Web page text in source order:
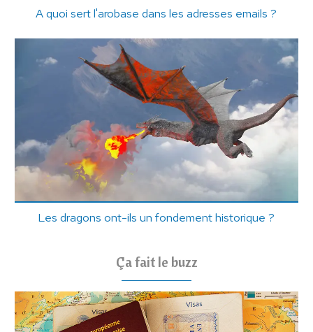
A quoi sert l'arobase dans les adresses emails ?
Les dragons ont-ils un fondement historique ?
Ça fait le buzz